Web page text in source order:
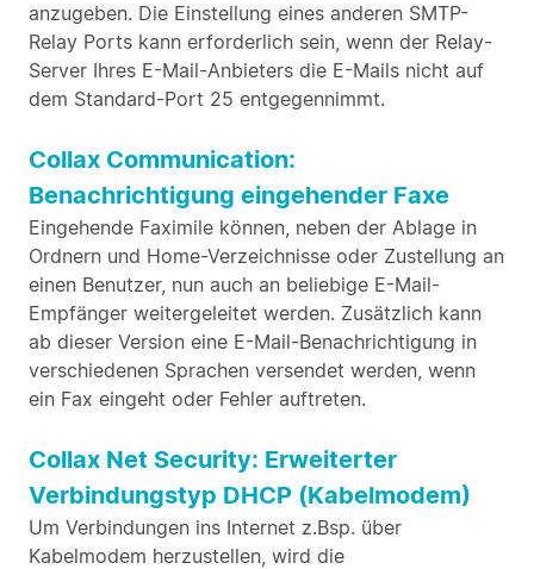
anzugeben. Die Einstellung eines anderen SMTP-
Relay Ports kann erforderlich sein, wenn der Relay-
Server Ihres E-Mail-Anbieters die E-Mails nicht auf
dem Standard-Port 25 entgegennimmt.
Collax Communication:
Benachrichtigung eingehender Faxe
Eingehende Faximile können, neben der Ablage in
Ordnern und Home-Verzeichnisse oder Zustellung an
einen Benutzer, nun auch an beliebige E-Mail-
Empfänger weitergeleitet werden. Zusätzlich kann
ab dieser Version eine E-Mail-Benachrichtigung in
verschiedenen Sprachen versendet werden, wenn
ein Fax eingeht oder Fehler auftreten.
Collax Net Security: Erweiterter
Verbindungstyp DHCP (Kabelmodem)
Um Verbindungen ins Internet z.Bsp. über
Kabelmodem herzustellen, wird die